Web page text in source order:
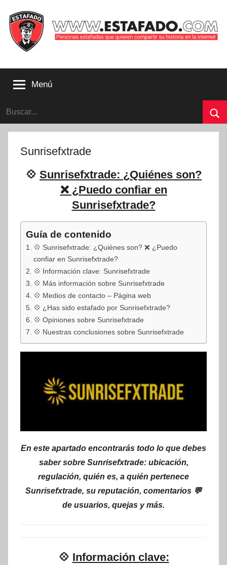
contenido
que
compartir
su
internet
Menú
Buscar:
Sunrisefxtrade
💠 Sunrisefxtrade: ¿Quiénes son?
❌ ¿Puedo confiar en
Sunrisefxtrade?
Guía de contenido
💠 Sunrisefxtrade: ¿Quiénes son? ❌ ¿Puedo
confiar en Sunrisefxtrade?
💠 Información clave: Sunrisefxtrade
💠 Más información sobre Sunrisefxtrade
💠 Medios de contacto – Página web
💠 ¿Has sido estafado por Sunrisefxtrade?
💠 Opiniones sobre Sunrisefxtrade
💠 Nuestras conclusiones sobre Sunrisefxtrade
En este apartado encontrarás todo lo que debes
saber sobre Sunrisefxtrade: ubicación,
regulación, quién es, a quién pertenece
Sunrisefxtrade, su reputación, comentarios 💬
de usuarios, quejas y más.
💠 Información clave: